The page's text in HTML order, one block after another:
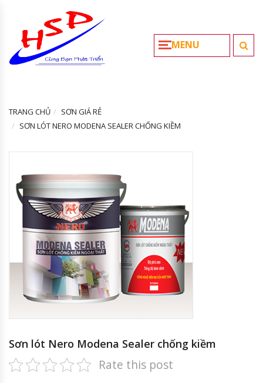
MENU
TRANG CHỦ
SƠN GIÁ RẺ
SƠN LÓT NERO MODENA SEALER CHỐNG KIỀM
Sơn lót Nero Modena Sealer chống kiềm
Rate this post